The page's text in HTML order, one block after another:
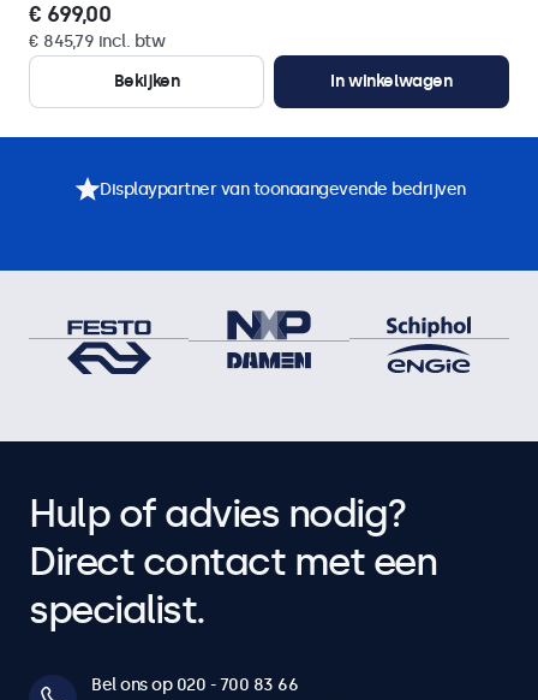
€ 699,00
€ 845,79 incl. btw
Bekijken
In winkelwagen
Displaypartner van toonaangevende bedrijven
Hulp of advies nodig?
Direct contact met een
specialist.
Bel ons op 020 - 700 83 66